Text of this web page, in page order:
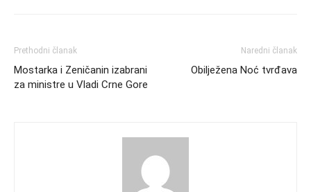
Prethodni članak
Mostarka i Zeničanin izabrani
za ministre u Vladi Crne Gore
Naredni članak
Obilježena Noć tvrđava